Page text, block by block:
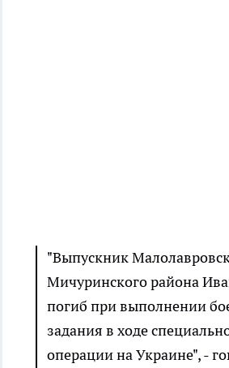
"Выпускник
Мичуринского района
погиб при выполнении
задания в ходе
операции на Украине", -